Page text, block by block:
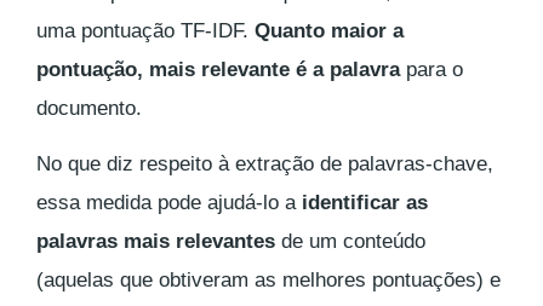
uma pontuação TF-IDF. Quanto maior a
pontuação, mais relevante é a palavrapara o
documento.
No que diz respeito à extração de palavras-chave,
essa medida pode ajudá-lo a identificar as
palavras mais relevantes de um conteúdo
(aquelas que obtiveram as melhores pontuações) e